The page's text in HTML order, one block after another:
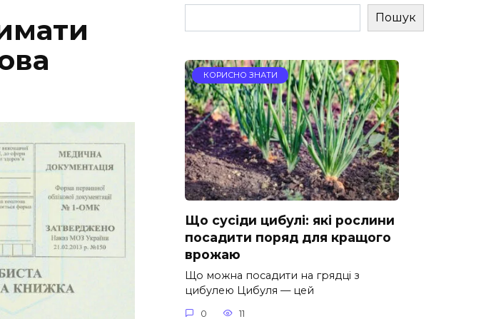
Пошук
КОРИСНО ЗНАТИ
Що сусіди цибулі: які рослини
посадити поряд для кращого
врожаю
Що можна посадити на грядці з
цибулею Цибуля — цей
0 11